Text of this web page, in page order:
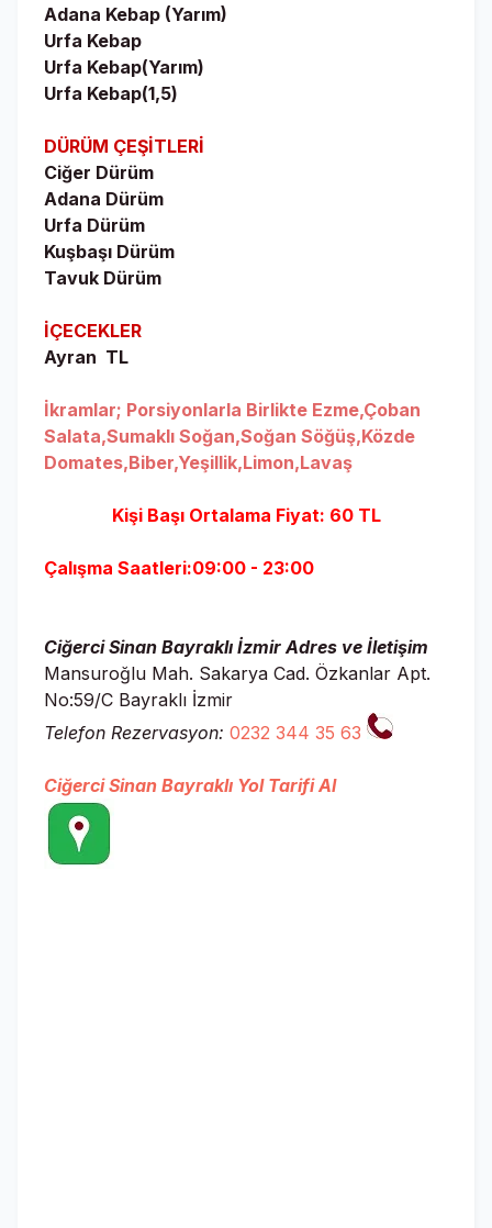
Adana Kebap (Yarım)
Urfa Kebap
Urfa Kebap(Yarım)
Urfa Kebap(1,5)
DÜRÜM ÇEŞİTLERİ
Ciğer Dürüm
Adana Dürüm
Urfa Dürüm
Kuşbaşı Dürüm
Tavuk Dürüm
İÇECEKLER
Ayran TL
İkramlar; Porsiyonlarla Birlikte Ezme,Çoban
Salata,Sumaklı Soğan,Soğan Söğüş,Közde
Domates,Biber,Yeşillik,Limon,Lavaş
Kişi Başı Ortalama Fiyat: 60 TL
Çalışma Saatleri:09:00 - 23:00
Ciğerci Sinan Bayraklı İzmir Adres ve İletişim
Mansuroğlu Mah. Sakarya Cad. Özkanlar Apt.
No:59/C Bayraklı İzmir
Telefon Rezervasyon: 0232 344 35 63
Ciğerci Sinan Bayraklı Yol Tarifi Al